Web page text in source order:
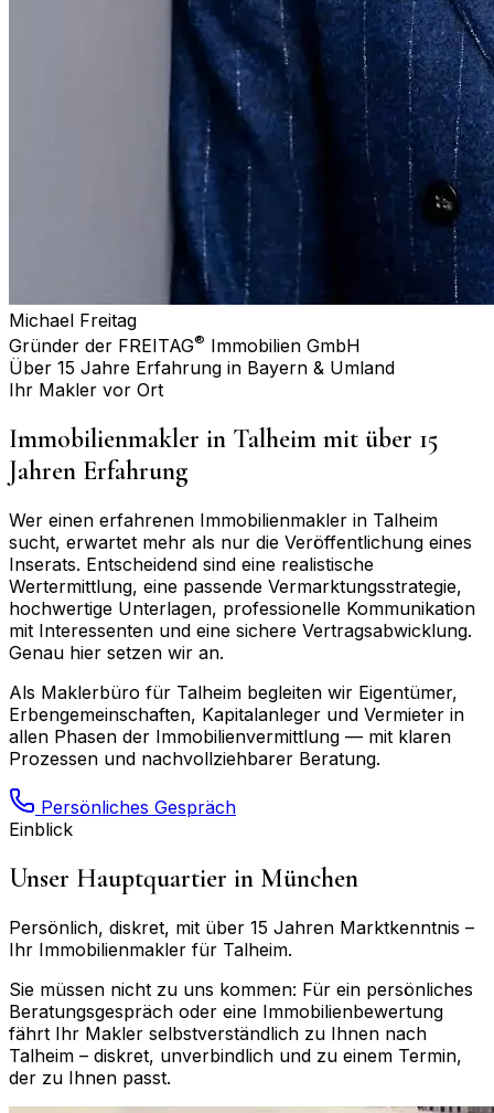
Michael Freitag
Gründer der FREITAG® Immobilien GmbH
Über 15 Jahre Erfahrung in Bayern & Umland
Ihr Makler vor Ort
Immobilienmakler in Talheim mit über 15
Jahren Erfahrung
Wer einen erfahrenen Immobilienmakler in Talheim
sucht, erwartet mehr als nur die Veröffentlichung eines
Inserats. Entscheidend sind eine realistische
Wertermittlung, eine passende Vermarktungsstrategie,
hochwertige Unterlagen, professionelle Kommunikation
mit Interessenten und eine sichere Vertragsabwicklung.
Genau hier setzen wir an.
Als Maklerbüro für Talheim begleiten wir Eigentümer,
Erbengemeinschaften, Kapitalanleger und Vermieter in
allen Phasen der Immobilienvermittlung — mit klaren
Prozessen und nachvollziehbarer Beratung.
Persönliches Gespräch
Einblick
Unser Hauptquartier in München
Persönlich, diskret, mit über 15 Jahren Marktkenntnis –
Ihr Immobilienmakler für Talheim.
Sie müssen nicht zu uns kommen: Für ein persönliches
Beratungsgespräch oder eine Immobilienbewertung
fährt Ihr Makler selbstverständlich zu Ihnen nach
Talheim – diskret, unverbindlich und zu einem Termin,
der zu Ihnen passt.